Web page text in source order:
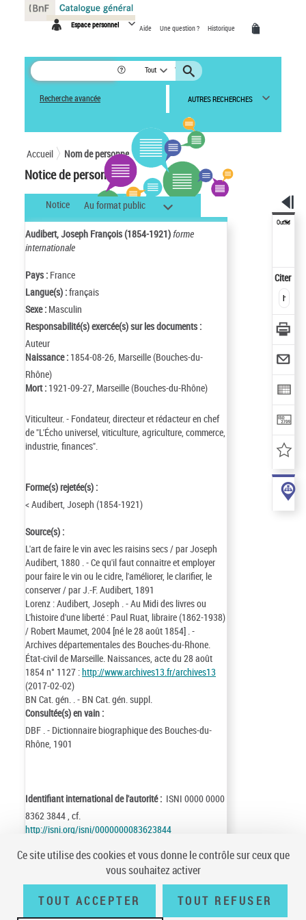
Espace personnel Aide Une question ? Historique
Tout
Recherche avancée AUTRES RECHERCHES
Accueil Nom de personne
Notice de personne
Notice Au format public
Audibert, Joseph François (1854-1921)forme
internationale
Pays : France
Langue(s) :français
Sexe : Masculin
Responsabilité(s) exercée(s) sur les documents :
Auteur
Naissance : 1854-08-26, Marseille (Bouches-du-
Rhône)
Mort : 1921-09-27, Marseille (Bouches-du-Rhône)
Viticulteur. - Fondateur, directeur et rédacteur en chef
de "L'Écho universel, viticulture, agriculture, commerce,
industrie, finances".
Forme(s) rejetée(s) :
< Audibert, Joseph (1854-1921)
Source(s) :
L'art de faire le vin avec les raisins secs / par Joseph
Audibert, 1880 . - Ce qu'il faut connaitre et employer
pour faire le vin ou le cidre, l'améliorer, le clarifier, le
conserver / par J.-F. Audibert, 1891
Lorenz : Audibert, Joseph . - Au Midi des livres ou
L'histoire d'une liberté : Paul Ruat, libraire (1862-1938)
/ Robert Maumet, 2004 [né le 28 août 1854] . -
Archives départementales des Bouches-du-Rhone.
État-civil de Marseille. Naissances, acte du 28 août
1854 n° 1127 :http://www.archives13.fr/archives13
(2017-02-02)
BN Cat. gén. . - BN Cat. gén. suppl.
Consultée(s) en vain :
DBF . - Dictionnaire biographique des Bouches-du-
Rhône, 1901
Identifiant international de l'autorité : ISNI 0000 0000
8362 3844 , cf.
http://isni.org/isni/0000000083623844
Notice n° :FRBNF13198393
Mise à jour :17/02/03
Outils
Citer
Panneau de gestion des cookies
Ce site utilise des cookies et vous donne le contrôle sur ceux que
vous souhaitez activer
TOUT ACCEPTER TOUT REFUSER